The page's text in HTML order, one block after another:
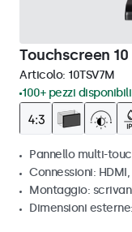
Touchscreen
Articolo: 10TSV7M
100+ pezzi disponibili
Pannello multi-
Connessioni:
Montaggio:
Dimensioni